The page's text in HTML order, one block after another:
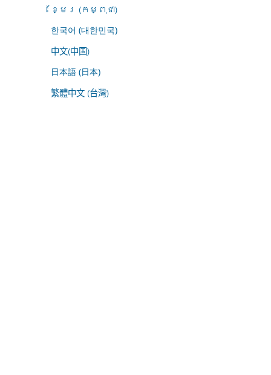
ខ្មែរ (កម្ពុជា)
한국어 (대한민국)
中文(中国)
日本語 (日本)
繁體中文 (台灣)